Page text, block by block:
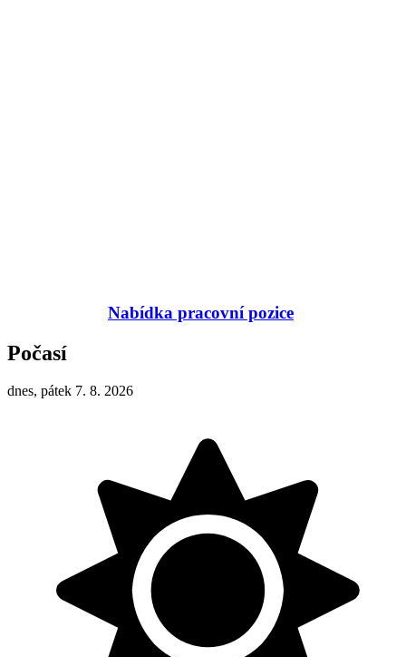
Nabídka pracovní pozice
Počasí
dnes, pátek 7. 8. 2026